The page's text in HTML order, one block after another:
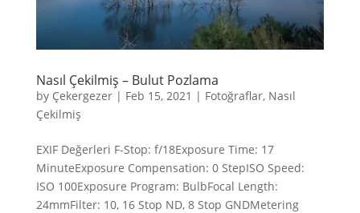
Nasıl Çekilmiş – Bulut Pozlama
by Çekergezer| Feb 15, 2021 | Fotoğraflar, Nasıl
Çekilmiş
EXIF Değerleri F-Stop: f/18Exposure Time: 17
MinuteExposure Compensation: 0 StepISO Speed:
ISO 100Exposure Program: BulbFocal Length:
24mmFilter: 10, 16 Stop ND, 8 Stop GNDMetering